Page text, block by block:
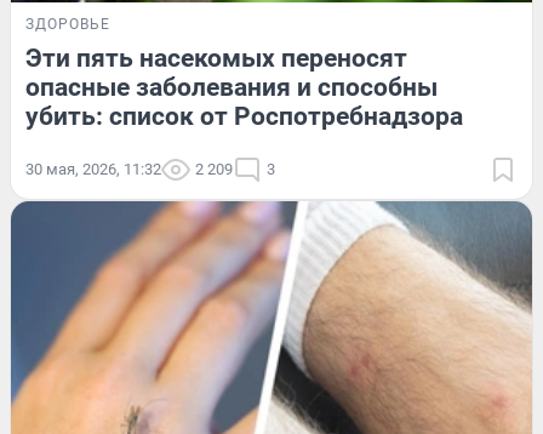
ЗДОРОВЬЕ
Эти пять насекомых переносят
опасные заболевания и способны
убить: список от Роспотребнадзора
30 мая, 2026, 11:32 2 209 3